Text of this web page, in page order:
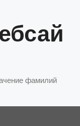
фамилий